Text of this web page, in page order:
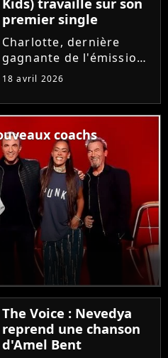
rockeur avait
pourtant...
premier single
Charlotte, dernière
gagnante de l'émission
"The Voice Kids",
premier single. En
interview, la chanteuse
de 15 ans donne plus de
détails sur ce projet
écrit et composé...
18 avril 2026
coachs
The Voice : Nevedya
reprend une chanson
d'Amel Bent